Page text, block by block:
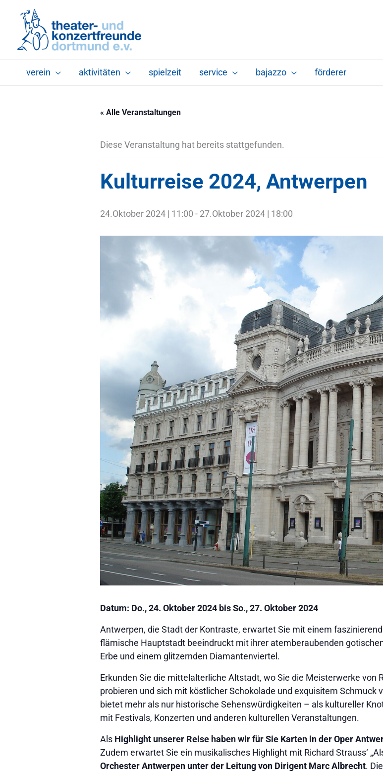
Inhalt
springen
verein aktivitäten spielzeit service bajazzo förderer
« Alle Veranstaltungen
Diese Veranstaltung hat bereits stattgefunden.
Kulturreise 2024, Antwerpen
24.Oktober 2024 | 11:00 - 27.Oktober 2024 | 18:00
Datum: Do., 24. Oktober 2024 bis So., 27. Oktober 2024
Antwerpen, die Stadt der Kontraste, erwartet Sie mit einem
flämische Hauptstadt beeindruckt mit ihrer atemberaubenden
Erbe und einem glitzernden Diamantenviertel.
Erkunden Sie die mittelalterliche Altstadt, wo Sie die Meisterwerke von
probieren und sich mit köstlicher Schokolade und exquisitem Schmuck
bietet mehr als nur historische Sehenswürdigkeiten – als kultureller
mit Festivals, Konzerten und anderen kulturellen Veranstaltungen.
Als Highlight unserer Reise haben wir für Sie Karten in der Oper
Zudem erwartet Sie ein musikalisches Highlight mit Richard Strauss‘
Orchester Antwerpen unter der Leitung von Dirigent Marc Albrecht.